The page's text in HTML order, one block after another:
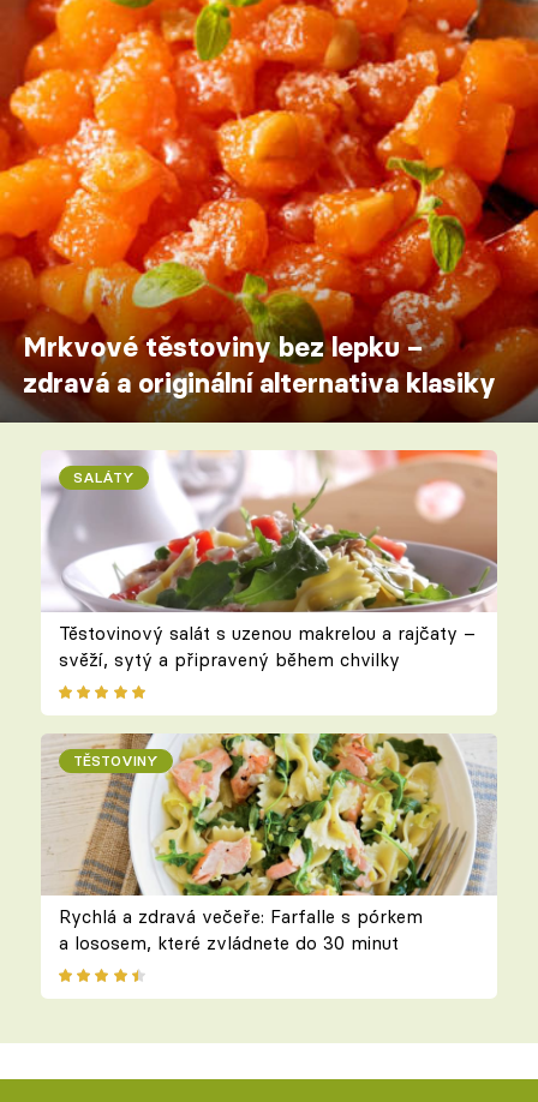
Mrkvové těstoviny bez lepku –
zdravá a originální alternativa klasiky
SALÁTY
Těstovinový salát s uzenou makrelou a rajčaty –
svěží, sytý a připravený během chvilky
TĚSTOVINY
Rychlá a zdravá večeře: Farfalle s pórkem
a lososem, které zvládnete do 30 minut